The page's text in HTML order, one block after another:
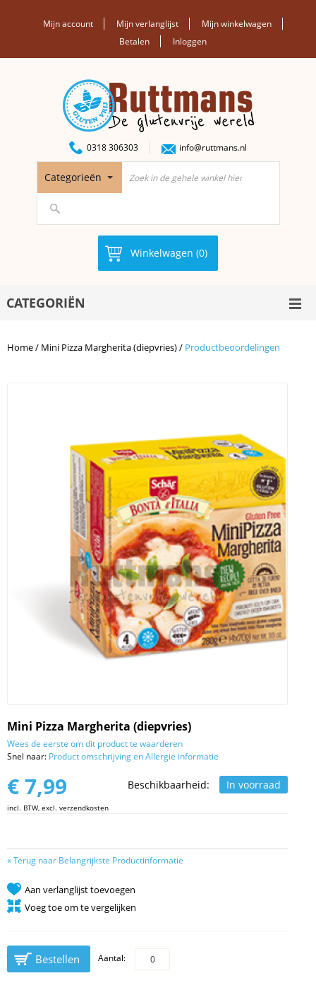
Mijn account Mijn verlanglijst
Mijn winkelwagen
Betalen
Inloggen
0318 306303 info@ruttmans.nl
Categorieën
Winkelwagen (0)
CATEGORIËN
Home/ Mini Pizza Margherita (diepvries)/ Productbeoordelingen
Mini Pizza Margherita (diepvries)
Wees de eerste om dit product te waarderen
Snel naar: Product omschrijving en Allergie informatie
Beschikbaarheid: In voorraad
€ 7,99
incl. BTW, excl. verzendkosten
«Terug naar Belangrijkste Productinformatie
Aan verlanglijst toevoegen
Voeg toe om te vergelijken
Bestellen Aantal: